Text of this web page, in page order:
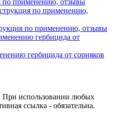
по применению, отзывы
гербицида от сорняков
При использовании любых
ссылка - обязательна.